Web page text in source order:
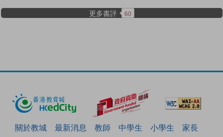
更多書評 60
關於教城 最新消息 教師 中學生 小學生
家長